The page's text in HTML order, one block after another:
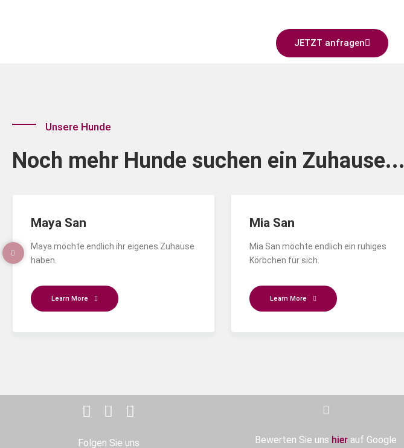
JETZT anfragen
Unsere Hunde
Noch mehr Hunde suchen ein Zuhause...
Maya San
Maya möchte endlich ihr eigenes Zuhause
haben.
Learn More
Mia San
Mia San möchte endlich ein ruhiges
Körbchen für sich.
Learn More
Folgen Sie uns Bewerten Sie uns hier auf Google